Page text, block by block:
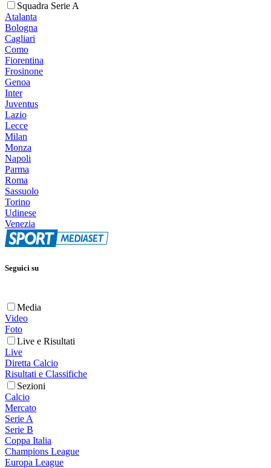
Squadra Serie A
Atalanta
Bologna
Cagliari
Como
Fiorentina
Frosinone
Genoa
Inter
Juventus
Lazio
Lecce
Milan
Monza
Napoli
Parma
Roma
Sassuolo
Torino
Udinese
Venezia
Seguici su
Media
Video
Foto
Live e Risultati
Live
Diretta Calcio
Risultati e Classifiche
Sezioni
Calcio
Mercato
Serie A
Serie B
Coppa Italia
Champions League
Europa League